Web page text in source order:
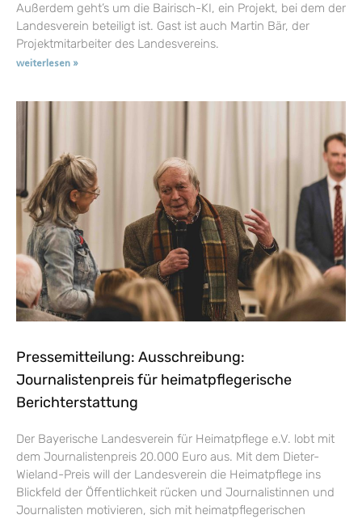
Außerdem geht’s um die Bairisch-KI, ein Projekt, bei dem der
Landesverein beteiligt ist. Gast ist auch Martin Bär, der
Projektmitarbeiter des Landesvereins.
weiterlesen »
Pressemitteilung: Ausschreibung:
Journalistenpreis für heimatpflegerische
Berichterstattung
Der Bayerische Landesverein für Heimatpflege e.V. lobt mit
dem Journalistenpreis 20.000 Euro aus. Mit dem Dieter-
Wieland-Preis will der Landesverein die Heimatpflege ins
Blickfeld der Öffentlichkeit rücken und Journalistinnen und
Journalisten motivieren, sich mit heimatpflegerischen